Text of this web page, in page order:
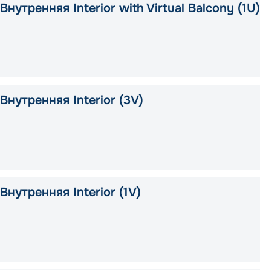
Внутренняя Interior with Virtual Balcony (1U)
Внутренняя Interior (3V)
Внутренняя Interior (1V)